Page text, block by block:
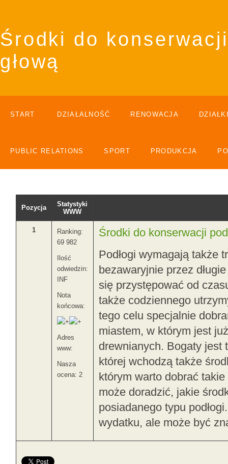
Środki do
głową
START DZIAŁALNOŚĆ RENOWACJA
PUBLIC RELATIONS SPORT PRODUKCJA
Pozycja
Statystyki
WWW
1
Ranking:
69 982
Ilość
odwiedzin:
INF
Nota
końcowa:
Adres
www:
Nasza
ocena: 2
Środki do konserwacji
Podłogi wymagają także
bezawaryjnie przez
się przystępować od
także codziennego
tego celu specjalnie
miastem, w którym jest
drewnianych. Bogaty jest
której wchodzą także
którym warto dobrać
może doradzić, jakie
posiadanego typu
wydatku, ale może być